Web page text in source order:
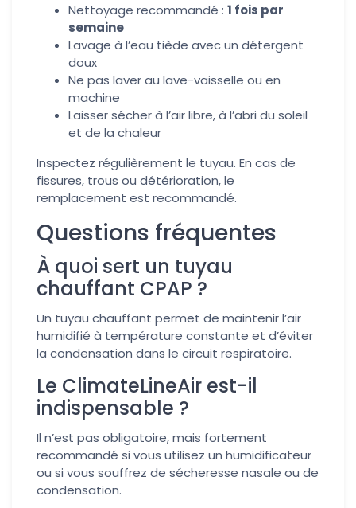
Nettoyage recommandé : 1 fois par
semaine
Lavage à l’eau tiède avec un détergent
doux
Ne pas laver au lave-vaisselle ou en
machine
Laisser sécher à l’air libre, à l’abri du soleil
et de la chaleur
Inspectez régulièrement le tuyau. En cas de
fissures, trous ou détérioration, le
remplacement est recommandé.
Questions fréquentes
À quoi sert un tuyau
chauffant CPAP ?
Un tuyau chauffant permet de maintenir l’air
humidifié à température constante et d’éviter
la condensation dans le circuit respiratoire.
Le ClimateLineAir est-il
indispensable ?
Il n’est pas obligatoire, mais fortement
recommandé si vous utilisez un humidificateur
ou si vous souffrez de sécheresse nasale ou de
condensation.